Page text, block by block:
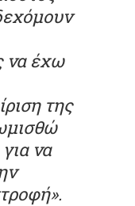
να έχω
της
να